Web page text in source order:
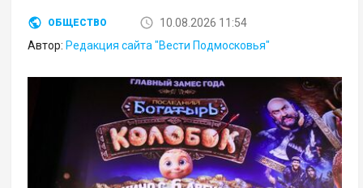
ОБЩЕСТВО
10.08.2026 11:54
Автор: Редакция сайта "Вести Подмосковья"